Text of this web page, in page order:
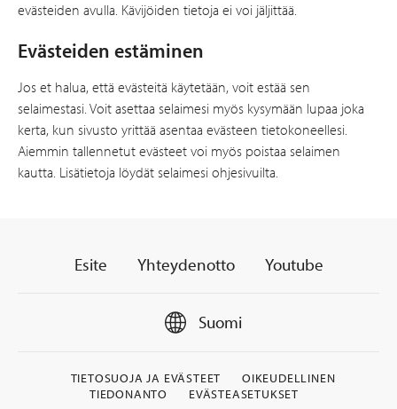
evästeiden avulla. Kävijöiden tietoja ei voi jäljittää.
Evästeiden estäminen
Jos et halua, että evästeitä käytetään, voit estää sen
selaimestasi. Voit asettaa selaimesi myös kysymään lupaa joka
kerta, kun sivusto yrittää asentaa evästeen tietokoneellesi.
Aiemmin tallennetut evästeet voi myös poistaa selaimen
kautta. Lisätietoja löydät selaimesi ohjesivuilta.
Esite Yhteydenotto Youtube
Suomi
TIETOSUOJA JA EVÄSTEET
OIKEUDELLINEN
TIEDONANTO
EVÄSTEASETUKSET